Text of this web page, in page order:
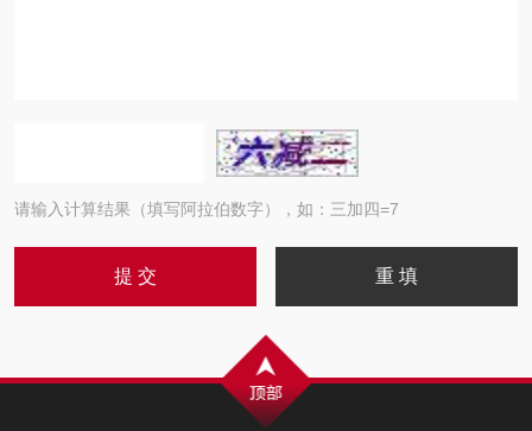
请输入计算结果（填写阿拉伯数字），如：三加四=7